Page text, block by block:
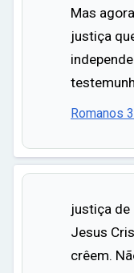
Mas
justiça
Romanos
justiça de
Jesus
crêem.